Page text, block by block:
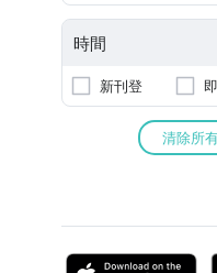
時間
新刊登
清除所